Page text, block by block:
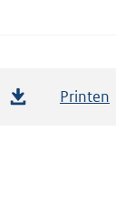
Printen